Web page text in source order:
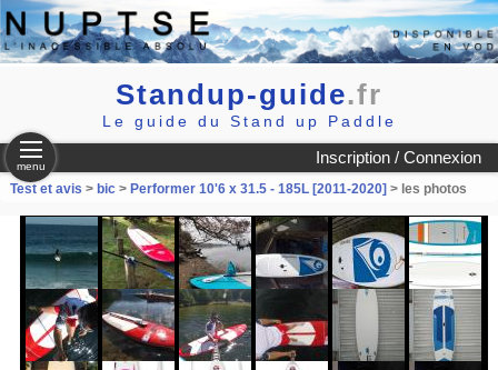
Standup-guide.fr
Le guide du Stand up Paddle
Inscription / Connexion
menu
Test et avis > bic> Performer 10'6 x 31.5 - 185L [2011-2020] > les photos